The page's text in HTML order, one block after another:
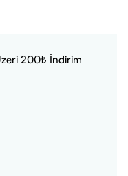
her 2 saatte bir,
gibi
Göz çevresiyle
İçeriğindeki
200₺ İndirim